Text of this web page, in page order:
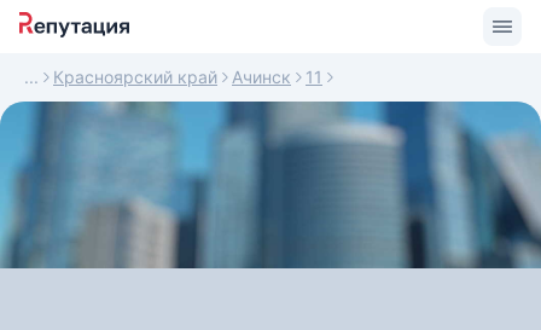
Красноярский край Ачинск 11